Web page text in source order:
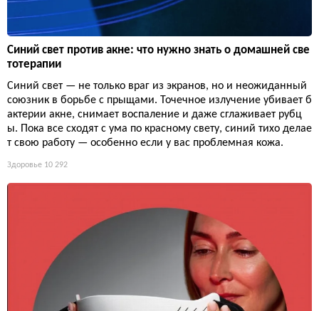
Синий свет против акне: что нужно знать о домашней све
тотерапии
Синий свет — не только враг из экранов, но и неожиданный
союзник в борьбе с прыщами. Точечное излучение убивает б
актерии акне, снимает воспаление и даже сглаживает рубц
ы. Пока все сходят с ума по красному свету, синий тихо делае
т свою работу — особенно если у вас проблемная кожа.
Здоровье 10 292